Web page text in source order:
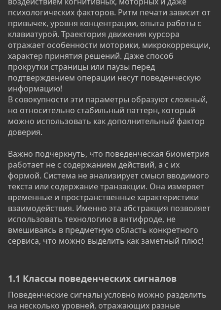
психологических факторов. Ритм печати зависит от
привычек, уровня концентрации, опыта работы с
клавиатурой. Траектория движения курсора
отражает особенности моторики, микрокоррекции,
характер принятия решений. Даже способ
прокрутки страницы или паузы перед
подтверждением операции несут поведенческую
информацию!
В совокупности эти параметры образуют сложный,
но относительно стабильный паттерн, который
можно использовать как дополнительный фактор
доверия.
Важно подчеркнуть, что поведенческая биометрия
работает не с содержанием действий, а с их
формой. Система не анализирует смысл вводимого
текста или содержание транзакции. Она измеряет
временные и пространственные характеристики
взаимодействия. Именно эта абстракция позволяет
использовать технологию в антифроде, не
вмешиваясь в предметную область конкретного
сервиса, что можно выделить как заметный плюс!
1.1 Классы поведенческих сигналов​
Поведенческие сигналы условно можно разделить
на несколько уровней, отражающих разные